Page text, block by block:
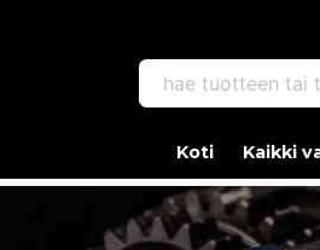
hae tuotteen tai
Koti Kaikki